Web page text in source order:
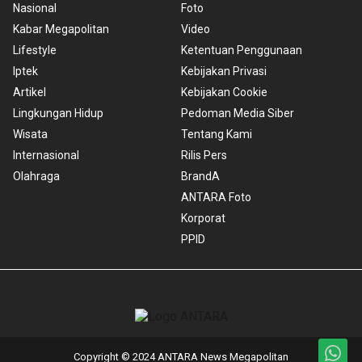
Nasional
Kabar Megapolitan
Lifestyle
Iptek
Artikel
Lingkungan Hidup
Wisata
Internasional
Olahraga
Foto
Video
Ketentuan Penggunaan
Kebijakan Privasi
Kebijakan Cookie
Pedoman Media Siber
Tentang Kami
Rilis Pers
BrandA
ANTARA Foto
Korporat
PPID
Copyright © 2024 ANTARA News Megapolitan